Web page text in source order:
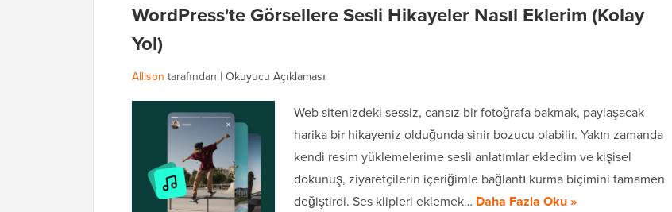
WordPress'te Görsellere Sesli Hikayeler Nasıl Eklerim (Kolay
Yol)
Allison tarafından | Okuyucu Açıklaması
Web sitenizdeki sessiz, cansız bir fotoğrafa bakmak, paylaşacak
harika bir hikayeniz olduğunda sinir bozucu olabilir. Yakın zamanda
kendi resim yüklemelerime sesli anlatımlar ekledim ve kişisel
dokunuş, ziyaretçilerin içeriğimle bağlantı kurma biçimini tamamen
değiştirdi. Ses klipleri eklemek… Daha Fazla Oku »